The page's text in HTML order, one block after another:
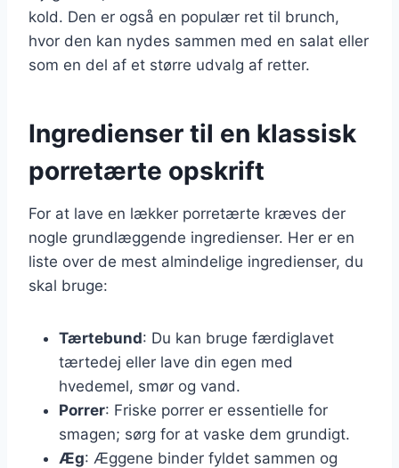
kold. Den er også en populær ret til brunch,
hvor den kan nydes sammen med en salat eller
som en del af et større udvalg af retter.
Ingredienser til en klassisk
porretærte opskrift
For at lave en lækker porretærte kræves der
nogle grundlæggende ingredienser. Her er en
liste over de mest almindelige ingredienser, du
skal bruge:
Tærtebund: Du kan bruge færdiglavet
tærtedej eller lave din egen med
hvedemel, smør og vand.
Porrer: Friske porrer er essentielle for
smagen; sørg for at vaske dem grundigt.
Æg: Æggene binder fyldet sammen og